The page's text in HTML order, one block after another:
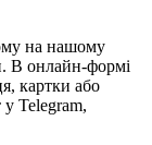
на нашому
В онлайн-формі
картки або
Telegram,